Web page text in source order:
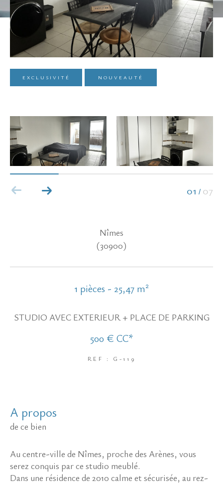
EXCLUSIVITÉ NOUVEAUTÉ
01 / 07
Nîmes
(30900)
1 pièces - 25,47 m²
STUDIO AVEC EXTERIEUR + PLACE DE PARKING
500 € CC*
REF : G-119
a propos
de ce bien
Au centre-ville de Nîmes, proche des Arènes, vous
serez conquis par ce studio meublé.
Dans une résidence de 2010 calme et sécurisée, au rez-